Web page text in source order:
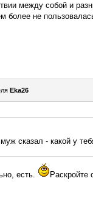
между собой и
более не
Eka26
сказал - какой у
есть.
Раскройте